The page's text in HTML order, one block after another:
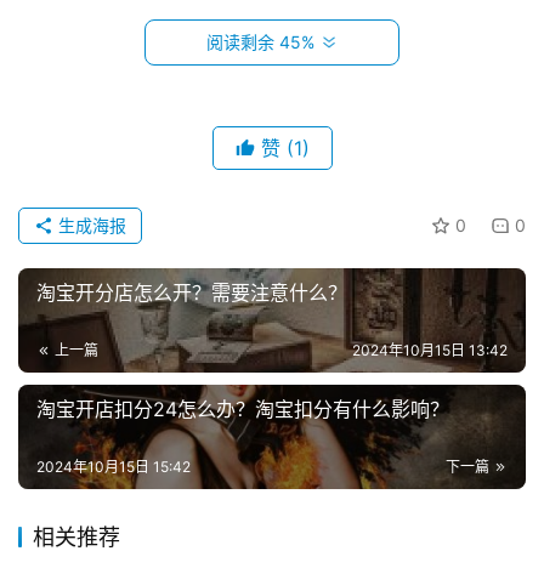
页
小
本
创
业
职
目
淘宝店铺转让一定要选择规范审核平台，对于店铺
2、验店各种理由推脱
淘宝店铺转让买卖双方必须要经过验店环节，验店
台迟迟不执行验店，那说明验店可能存在信息和事实不符，
所以验店环节一定不能少。若是网店转让平台要求商家全额
支付后才可验店，那也不要去付全额，一般验店只需交部分
定金。
3、店铺还没检查就要交全额
订合同后，这时才需要支付购店全款。若是刚开始就要求交
阅读剩余 45%
赞 (1)
0 0
生成海报
淘宝开分店怎么开？需要注意什么？
上一篇 2024年10月15日 13:42
淘宝开店扣分24怎么办？淘宝扣分有什么影响？
下一篇
2024年10月15日 15:42
相关推荐